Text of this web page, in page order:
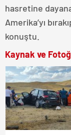
hasretine
Amerika’yı
konuştu.
Kaynak ve